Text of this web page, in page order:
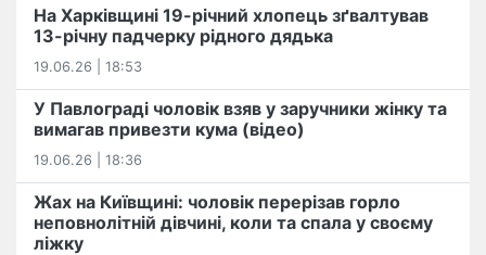
На Харківщині 19-річний хлопець​ ️зґвалтував
13-річну падчерку рідного дядька
19.06.26 | 18:53
У Павлограді чоловік взяв у заручники жінку та
вимагав привезти кума (відео)
19.06.26 | 18:36
Жах на Київщині: чоловік перерізав горло
неповнолітній дівчині, коли та спала у своєму
ліжку